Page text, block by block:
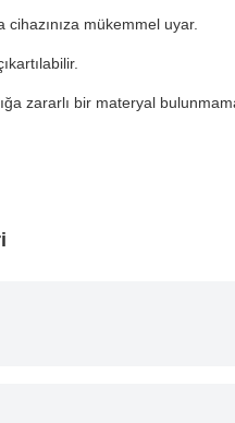
cihazınıza mükemmel uyar.
zararlı bir materyal